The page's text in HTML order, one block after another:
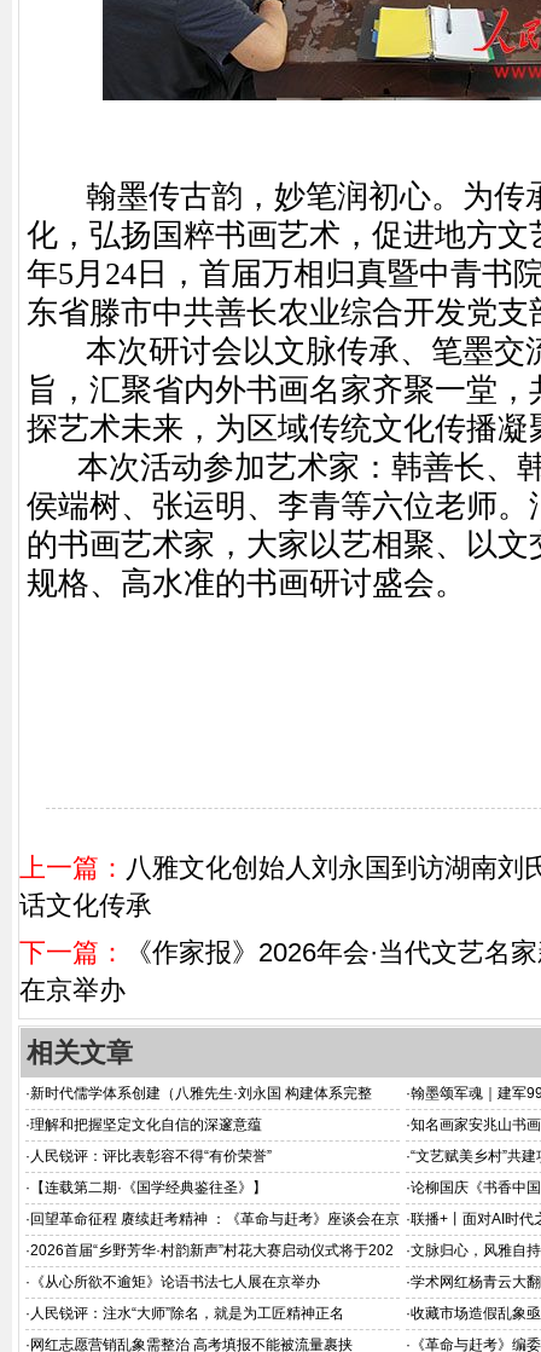
翰墨传古韵，妙笔润初心。为传
化，弘扬国粹书画艺术，促进地方文
年5月24日，首届万相归真暨中青书
东省滕市中共善长农业综合开发党支
本次研讨会以文脉传承、笔墨交
旨，汇聚省内外书画名家齐聚一堂
探艺术未来，为区域传统文化传播凝
本次活动参加艺术家：韩善长、
侯端树、张运明、李青等六位老师。
的书画艺术家，大家以艺相聚、以
规格、高水准的书画研讨盛会。
上一篇： 八雅文化创始人刘永国到访湖南刘
话文化传承
下一篇：
《作家报》2026年会·当代文艺名
在京举办
相关文章
·新时代儒学体系创建（八雅先生·刘永国 构建体系完整
版）
·翰墨颂军魂｜建军
·理解和把握坚定文化自信的深邃意蕴 ·知名画家安兆山书
· 人民锐评：评比表彰容不得“有价荣誉” ·“文艺赋美乡村”共
· 【连载第二期·《国学经典鉴往圣》】 ·论柳国庆《书香中
深释
· 回望革命征程 赓续赶考精神 ：《革命与赶考》座谈会在京
举办
·联播+丨面对AI时代
·2026首届“乡野芳华·村韵新声”村花大赛启动仪式将于202
6年8月在京举办
·文脉归心，风雅自
· 《从心所欲不逾矩》论语书法七人展在京举办 ·学术网红杨青云大
· 人民锐评：注水“大师”除名，就是为工匠精神正名 ·收藏市场造假乱象
· 网红志愿营销乱象需整治 高考填报不能被流量裹挟 · 《革命与赶考》编